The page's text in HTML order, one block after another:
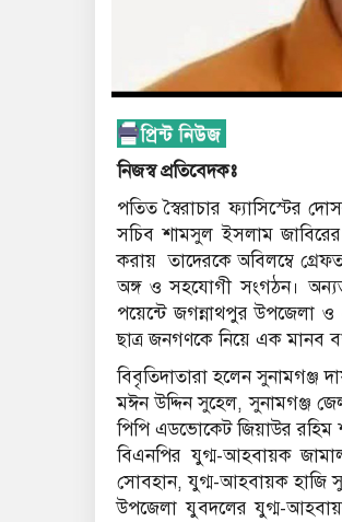
নিজস্ব প্রতিবেদকঃ
পতিত স্বৈরাচার ফ্যাসিস্টের
সচিব শামসুল ইসলাম
করায় তাদেরকে অবিলম্বে
অঙ্গ ও সহযোগী সংগঠন।
পয়েন্টে জগন্নাথপুর উপজেলা ও
ছাত্র জনগণকে নিয়ে এক মানব
বিবৃতিদাতারা হলেন
মঈন উদ্দিন সুহেল, সুনামগঞ্জ
পিপি এডভোকেট জিয়াউর
বিএনপির যুগ্ম-আহবায়ক
সোবহান, যুগ্ম-আহবায়ক হাজি
উপজেলা যুবদলের যুগ্ম-